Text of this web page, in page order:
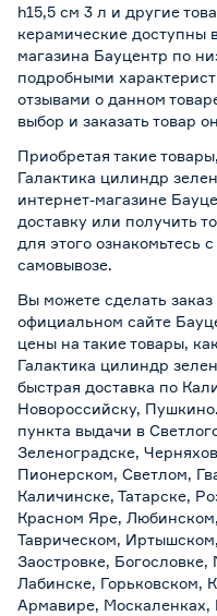
h15,5 см 3 л и другие
керамические доступны
магазина Бауцентр по
подробными
отзывами о данном
выбор и заказать товар
Приобретая такие
Галактика цилиндр
интернет-магазине
доставку или получить
для этого ознакомьтесь
самовывозе.
Вы можете сделать
официальном сайте
цены на такие товары,
Галактика цилиндр
быстрая доставка по
Новороссийску,
пункта выдачи в
Зеленоградске,
Пионерском, Светлом,
Каличинске, Татарске,
Красном Яре,
Таврическом,
Заостровке,
Лабинске, Горьковском,
Армавире, Москаленках,